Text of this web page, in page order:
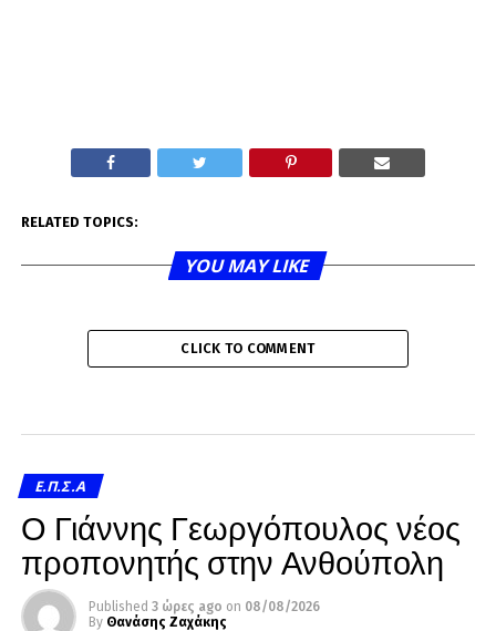
RELATED TOPICS:
YOU MAY LIKE
CLICK TO COMMENT
Ε.Π.Σ.Α
Ο Γιάννης Γεωργόπουλος νέος
προπονητής στην Ανθούπολη
Published 3 ώρες ago on 08/08/2026
By Θανάσης Ζαχάκης